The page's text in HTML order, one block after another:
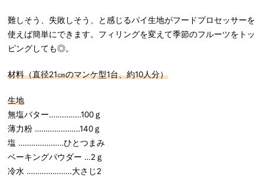
難しそう、失敗しそう、と感じるパイ生地がフードプロセッサーを
使えば簡単にできます。フィリングを変えて季節のフルーツをトッ
ピングしても◎。
材料（直径21㎝のマンケ型1台、約10人分）
生地
無塩バター……………100ｇ
薄力粉 …………………140ｇ
塩 …………………ひとつまみ
ベーキングパウダー …2ｇ
冷水 …………………大さじ2